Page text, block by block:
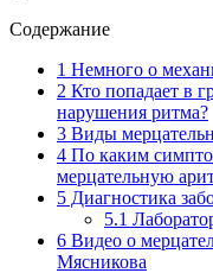
Содержание
1 Немного о
2 Кто попадает в
нарушения ритма?
3 Виды
4 По каким
мерцательную
5 Диагностика
5.1
6 Видео о
Мясникова